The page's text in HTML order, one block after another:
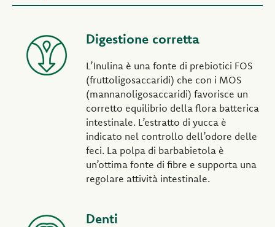
Digestione corretta
L’Inulina è una fonte di prebiotici FOS
(fruttoligosaccaridi) che con i MOS
(mannanoligosaccaridi) favorisce un
corretto equilibrio della flora batterica
intestinale. L’estratto di yucca è
indicato nel controllo dell’odore delle
feci. La polpa di barbabietola è
un’ottima fonte di fibre e supporta una
regolare attività intestinale.
Denti